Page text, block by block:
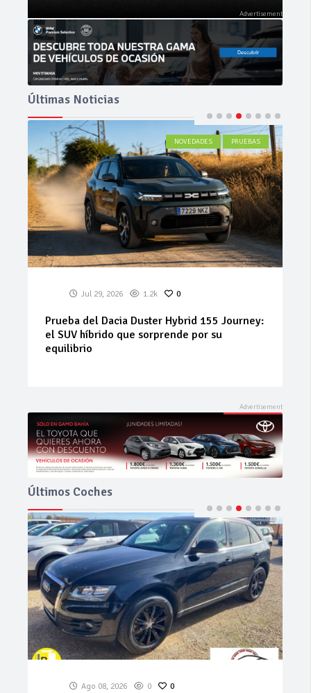
Últimas Noticias
ACTUALIDAD
Jul 27, 2026 579 0
Neumáticos de ocasión: la alternativa
inteligente para ahorrar sin renunciar a la
seguridad
Últimos Coches
Ago 08, 2026 0 0